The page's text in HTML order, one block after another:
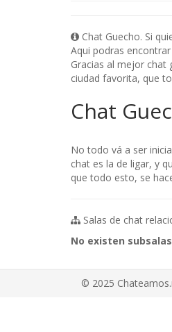
Chat Guecho. Si
Aqui podras
Gracias al mejor chat
ciudad favorita, que
Chat
No todo vá a ser
chat es la de ligar, y
que todo esto, se
Salas de chat
No existen
© 2025